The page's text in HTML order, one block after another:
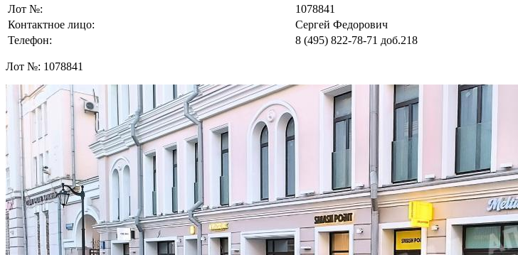
Лот №:
1078841
Контактное лицо:
Сергей Федорович
Телефон:
8 (495) 822-78-71 доб.218
Лот №: 1078841